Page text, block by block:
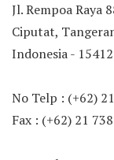
Jl. Rempoa Raya
Ciputat,
Indonesia - 15412
No Telp : (+62)
Fax : (+62) 21